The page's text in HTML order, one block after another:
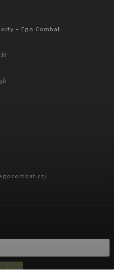
– Ego Combat